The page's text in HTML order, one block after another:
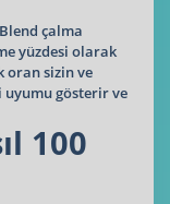
çalma
yüzdesi olarak
oran sizin ve
uyumu gösterir ve
100